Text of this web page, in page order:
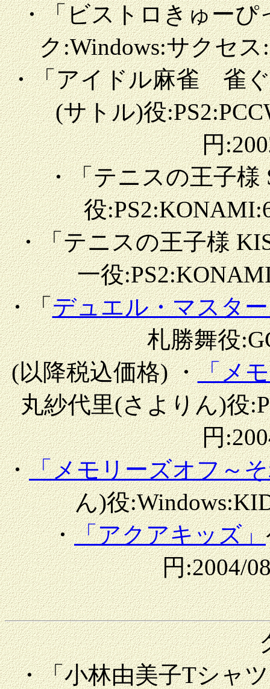
・「ビストロきゅーぴ
ク:Windows:サクセス
・「アイドル麻雀 雀
(サトル)役
円
・「テニスの王子様
役
・「テニスの王子様
一役
・「デュエル・マスタ
札勝舞役
(以降税込価格) ・「メ
丸紗代里(さよりん)役
円
・「メモリーズオフ～
ん)役
・「アクアキッズ」
円:2004/
・「小林由美子Tシャ